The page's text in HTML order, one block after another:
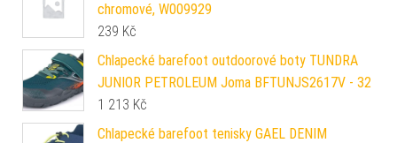
chromové, W009929
239 Kč
Chlapecké barefoot outdoorové boty TUNDRA
JUNIOR PETROLEUM Joma BFTUNJS2617V - 32
1 213 Kč
Chlapecké barefoot tenisky GAEL DENIM